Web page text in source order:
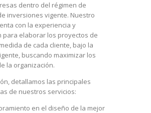
dentro del régimen de
inversiones vigente. Nuestro
con la experiencia y
para elaborar los proyectos de
de cada cliente, bajo la
buscando maximizar los
la organización.
detallamos las principales
de nuestros servicios:
en el diseño de la mejor